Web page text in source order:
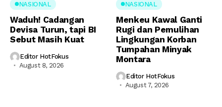
NASIONAL
Waduh! Cadangan
Devisa Turun, tapi BI
Sebut Masih Kuat
Editor HotFokus
August 8, 2026
NASIONAL
Menkeu Kawal Ganti
Rugi dan Pemulihan
Lingkungan Korban
Tumpahan Minyak
Montara
Editor HotFokus
August 7, 2026